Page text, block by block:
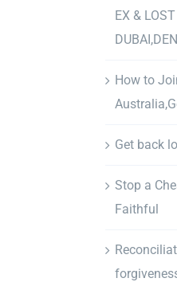
EX &
How to
Get back
Stop a
Faithful